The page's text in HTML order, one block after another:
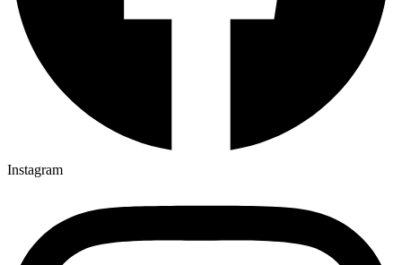
Instagram